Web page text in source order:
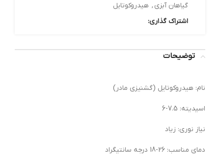
گیاهان آبزی , هیدروکوتایل
اشتراک گذاری:
توضیحات
نام: هیدروکوتایل (گشنیزی مادر)
اسیدیته: 7.5-6
نیاز نوری: زیاد
دمای مناسب: 26-18 درجه سانتیگراد